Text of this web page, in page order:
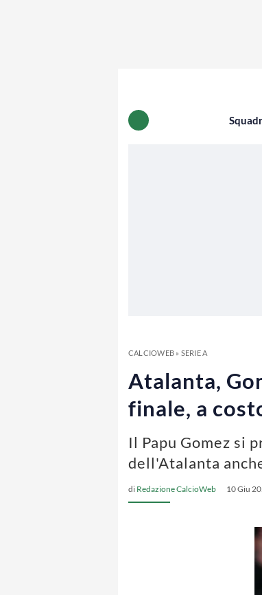
CALCIOWEB» SERIE A
Atalanta,
finale, a
Il Papu Gomez si
dell'Atalanta
di Redazione CalcioWeb 10 Giu